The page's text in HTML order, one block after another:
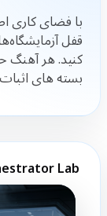
با فضای کاری
کنید. هر آهنگ
بسته های
Lab